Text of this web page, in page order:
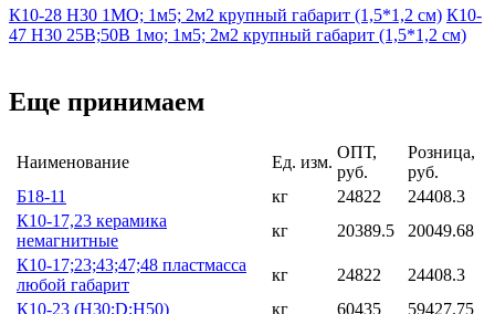
К10-28 Н30 1МО; 1м5; 2м2 крупный габарит (1,5*1,2 см) К10-
47 Н30 25В;50В 1мо; 1м5; 2м2 крупный габарит (1,5*1,2 см)
Еще принимаем
Наименование Ед. изм.
ОПТ,
руб.
Розница,
руб.
Б18-11
кг 24822
24408.3
К10-17,23 керамика
немагнитные
кг 20389.5
20049.68
К10-17;23;43;47;48 пластмасса
любой габарит
кг 24822
24408.3
К10-23 (Н30;D;Н50)
кг 60435
59427.75